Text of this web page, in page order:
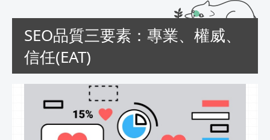
SEO品質三要素：專業、權威、
信任(EAT)